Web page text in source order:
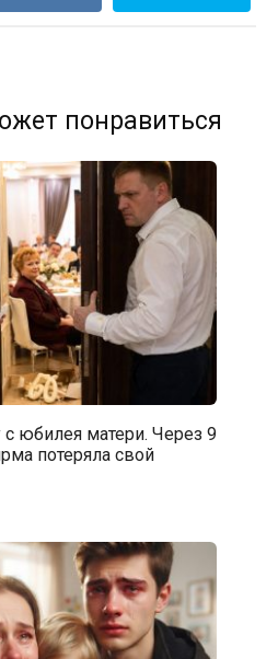
понравиться
юбилея матери. Через 9
потеряла свой